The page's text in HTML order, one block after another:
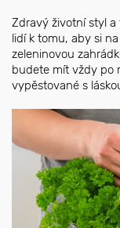
Zdravý životní styl
lidí k tomu, aby si
zeleninovou
budete mít vždy po
vypěstované s